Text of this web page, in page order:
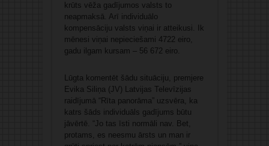
krūts vēža gadījumos valsts to
neapmaksā. Arī individuālo
kompensāciju valsts viņai ir atteikusi. Ik
mēnesi viņai nepieciešami 4722 eiro,
gadu ilgam kursam – 56 672 eiro.
Lūgta komentēt šādu situāciju, premjere
Evika Siliņa (JV) Latvijas Televīzijas
raidījumā “Rīta panorāma” uzsvēra, ka
katrs šāds individuāls gadījums būtu
jāvērtē. “Jo tas īsti normāli nav. Bet,
protams, es neesmu ārsts un man ir